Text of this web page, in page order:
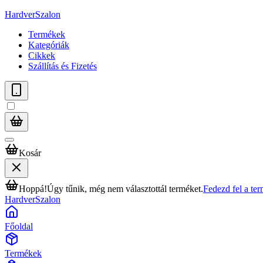
HardverSzalon
Termékek
Kategóriák
Cikkek
Szállítás és Fizetés
Kosár
Hoppá!Úgy tűnik, még nem választottál terméket.Fedezd fel a
HardverSzalon
Főoldal
Termékek